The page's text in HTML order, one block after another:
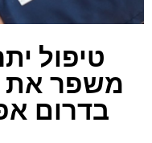
טיפול
משפר את
בדרום